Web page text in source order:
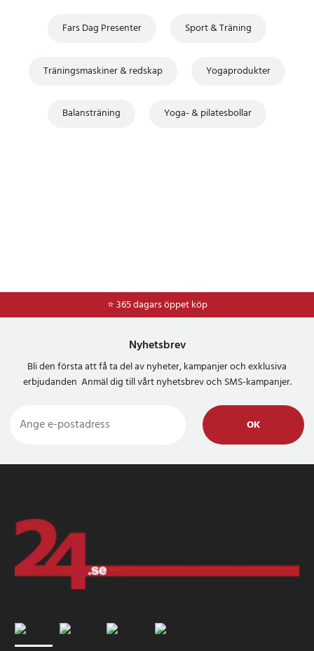
Fars Dag Presenter Sport & Träning
Träningsmaskiner & redskap Yogaprodukter
Balansträning Yoga- & pilatesbollar
⭐ 365 dagars öppet köp
⭐Frakt 49kr *
Nyhetsbrev
Bli den första att få ta del av nyheter, kampanjer och exklusiva
erbjudanden Anmäl dig till vårt nyhetsbrev och SMS-kampanjer.
OK